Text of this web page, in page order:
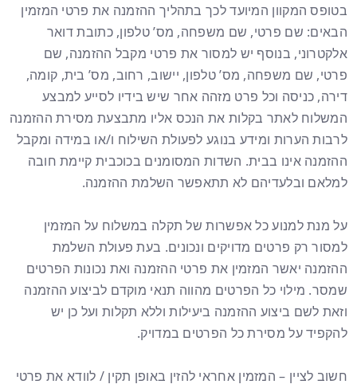
בטופס המקוון המיועד לכך בתהליך ההזמנה את פרטי המזמין
הבאים: שם פרטי, שם משפחה, מס’ טלפון, כתובת דואר
אלקטרוני, בנוסף יש למסור את פרטי מקבל ההזמנה, שם
פרטי, שם משפחה, מס’ טלפון, יישוב, רחוב, מס’ בית, קומה,
דירה, כניסה וכל פרט מזהה אחר שיש בידיו לסייע למבצע
המשלוח לאתר בקלות את הנכס אליו מתבצעת מסירת ההזמנה
לרבות הערות ומידע בנוגע לפעולת השילוח ו/או במידה ומקבל
ההזמנה אינו בבית. השדות המסומנים בכוכבית קיימת חובה
למלאם ובלעדיהם לא תתאפשר השלמת ההזמנה.
על מנת למנוע כל אפשרות של תקלה במשלוח על המזמין
למסור רק פרטים מדויקים ונכונים. בעת פעולת השלמת
ההזמנה יאשר המזמין את פרטי ההזמנה ואת נכונות הפרטים
שמסר. מילוי כל הפרטים מהווה תנאי מוקדם לביצוע ההזמנה
וזאת לשם ביצוע ההזמנה ביעילות וללא תקלות ועל כן יש
להקפיד על מסירת כל הפרטים במדויק.
חשוב לציין – המזמין אחראי להזין באופן תקין / לוודא את פרטי